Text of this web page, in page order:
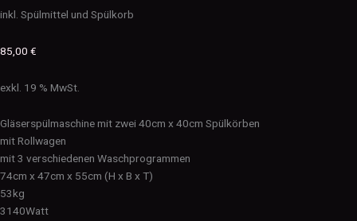
inkl. Spülmittel und Spülkorb
85,00 €
exkl. 19 % MwSt.
Gläserspülmaschine mit zwei 40cm x 40cm Spülkörben
mit Rollwagen
mit 3 verschiedenen Waschprogrammen
74cm x 47cm x 55cm (H x B x T)
53kg
3140Watt